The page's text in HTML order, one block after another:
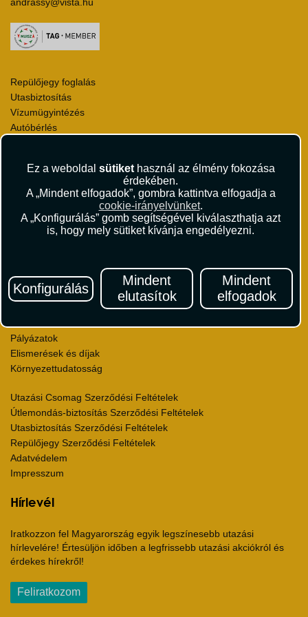
Ez a weboldal sütikethasznál az élmény fokozása
érdekében.
A „Mindent elfogadok”, gombra kattintva elfogadja a
cookie-irányelvünket.
A „Konfigurálás” gomb segítségével kiválaszthatja azt
is, hogy mely sütiket kívánja engedélyezni.
Konfigurálás
Mindent
elutasítok
Mindent
elfogadok
Repülőjegy foglalás
Utasbiztosítás
Vízumügyintézés
Autóbérlés
Partnerkedvezmények
Céges utaztatás
Katalógus
Médiaajánlat
Sajtószoba
Pályázatok
Elismerések és díjak
Környezettudatosság
Utazási Csomag Szerződési Feltételek
Útlemondás-biztosítás Szerződési Feltételek
Utasbiztosítás Szerződési Feltételek
Repülőjegy Szerződési Feltételek
Adatvédelem
Impresszum
Hírlevél
Iratkozzon fel Magyarország egyik legszínesebb utazási
hírlevelére! Értesüljön időben a legfrissebb utazási akciókról és
érdekes hírekről!
Feliratkozom